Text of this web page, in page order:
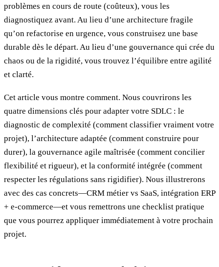
problèmes en cours de route (coûteux), vous les
diagnostiquez avant. Au lieu d’une architecture fragile
qu’on refactorise en urgence, vous construisez une base
durable dès le départ. Au lieu d’une gouvernance qui crée du
chaos ou de la rigidité, vous trouvez l’équilibre entre agilité
et clarté.
Cet article vous montre comment. Nous couvrirons les
quatre dimensions clés pour adapter votre SDLC : le
diagnostic de complexité (comment classifier vraiment votre
projet), l’architecture adaptée (comment construire pour
durer), la gouvernance agile maîtrisée (comment concilier
flexibilité et rigueur), et la conformité intégrée (comment
respecter les régulations sans rigidifier). Nous illustrerons
avec des cas concrets—CRM métier vs SaaS, intégration ERP
+ e-commerce—et vous remettrons une checklist pratique
que vous pourrez appliquer immédiatement à votre prochain
projet.